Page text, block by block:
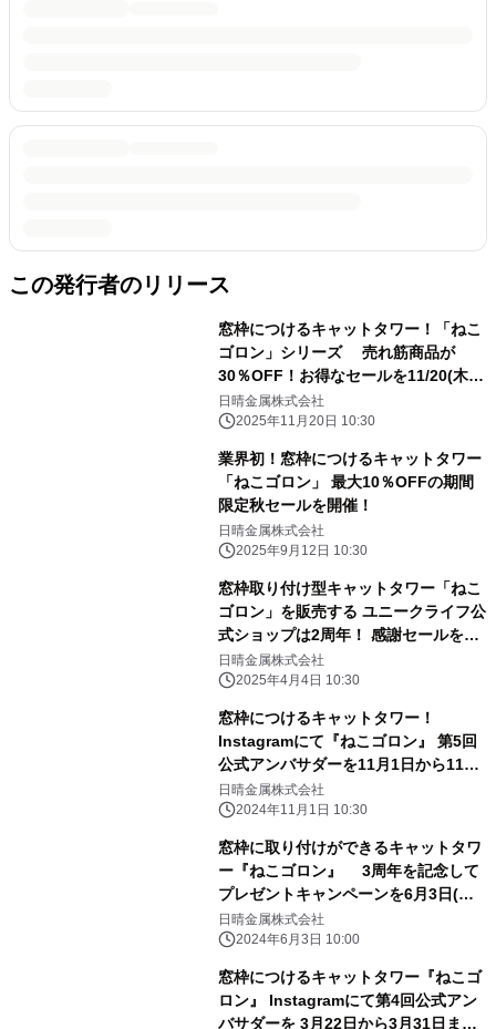
この発行者のリリース
窓枠につけるキャットタワー！「ねこ
ゴロン」シリーズ 売れ筋商品が
30％OFF！お得なセールを11/20(木)
～期間限定開催
日晴金属株式会社
2025年11月20日 10:30
業界初！窓枠につけるキャットタワー
「ねこゴロン」 最大10％OFFの期間
限定秋セールを開催！
日晴金属株式会社
2025年9月12日 10:30
窓枠取り付け型キャットタワー「ねこ
ゴロン」を販売する ユニークライフ公
式ショップは2周年！ 感謝セールを4
月4日から開催！
日晴金属株式会社
2025年4月4日 10:30
窓枠につけるキャットタワー！
Instagramにて『ねこゴロン』 第5回
公式アンバサダーを11月1日から11月
10日まで募集
日晴金属株式会社
2024年11月1日 10:30
窓枠に取り付けができるキャットタワ
ー『ねこゴロン』 3周年を記念して
プレゼントキャンペーンを6月3日(月)
より開催
日晴金属株式会社
2024年6月3日 10:00
窓枠につけるキャットタワー『ねこゴ
ロン』 Instagramにて第4回公式アン
バサダーを 3月22日から3月31日まで